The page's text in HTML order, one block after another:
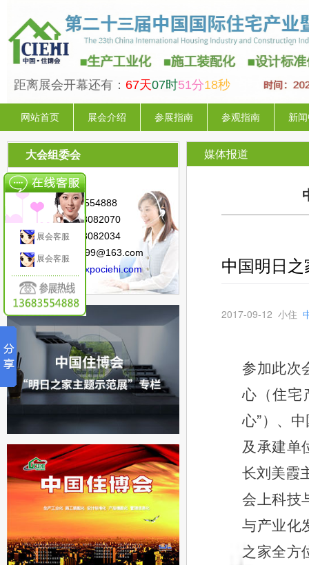
距离展会开幕还有： 67天07时51分17秒
网站首页 展会介绍 参展指南 参观指南 新
大会组委会
联系人：陈 星
手 机：13683554888
电 话：010-88082070
传 真：010-88082034
邮 箱：sunny.99@163.com
网 址：
www.expociehi.com
媒体报道
中国明日
2017-09-12 小住
参加此次
心（住宅
心”）、
及承建单
长刘美霞
会上科技
与产业化
之家全方
展会客服
展会客服